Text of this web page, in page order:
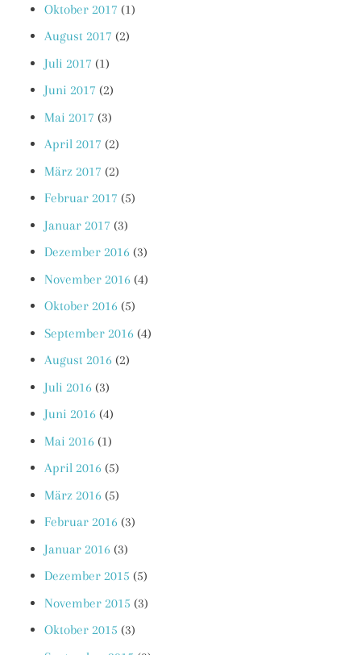
Oktober 2017 (1)
August 2017 (2)
Juli 2017 (1)
Juni 2017 (2)
Mai 2017 (3)
April 2017 (2)
März 2017 (2)
Februar 2017 (5)
Januar 2017 (3)
Dezember 2016 (3)
November 2016 (4)
Oktober 2016 (5)
September 2016 (4)
August 2016 (2)
Juli 2016 (3)
Juni 2016 (4)
Mai 2016 (1)
April 2016 (5)
März 2016 (5)
Februar 2016 (3)
Januar 2016 (3)
Dezember 2015 (5)
November 2015 (3)
Oktober 2015 (3)